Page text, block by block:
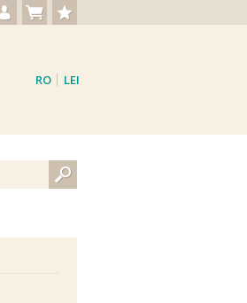
RO
LEI
Autentificare / Creare cont
Nu aveți produse